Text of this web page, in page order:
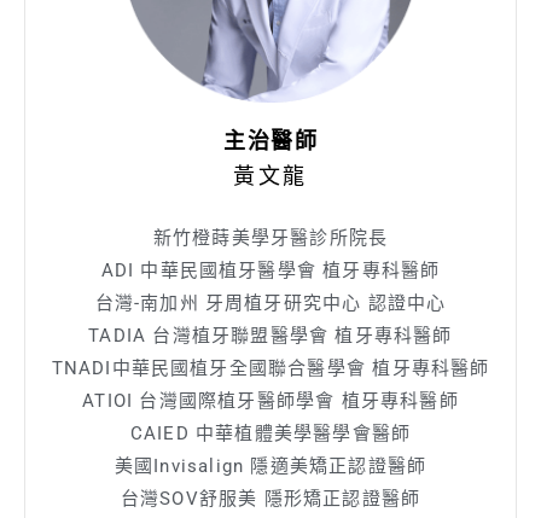
主治醫師
黃文龍
新竹橙蒔美學牙醫診所院長
ADI 中華民國植牙醫學會 植牙專科醫師
台灣-南加州 牙周植牙研究中心 認證中心
TADIA 台灣植牙聯盟醫學會 植牙專科醫師
TNADI中華民國植牙全國聯合醫學會 植牙專科醫師
ATIOI 台灣國際植牙醫師學會 植牙專科醫師
CAIED 中華植體美學醫學會醫師
美國Invisalign 隱適美矯正認證醫師
台灣SOV舒服美 隱形矯正認證醫師